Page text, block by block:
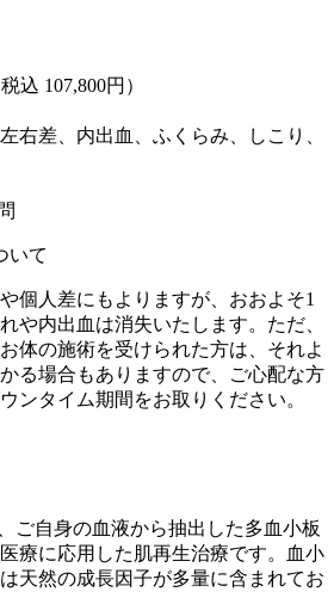
税込 107,800円）
右差、内出血、ふくらみ、しこり、
いて
個人差にもよりますが、おおよそ1
や内出血は消失いたします。ただ、
体の施術を受けられた方は、それよ
る場合もありますので、ご心配な方
ンタイム期間をお取りください。
ご自身の血液から抽出した多血小板
療に応用した肌再生治療です。血小
天然の成長因子が多量に含まれてお